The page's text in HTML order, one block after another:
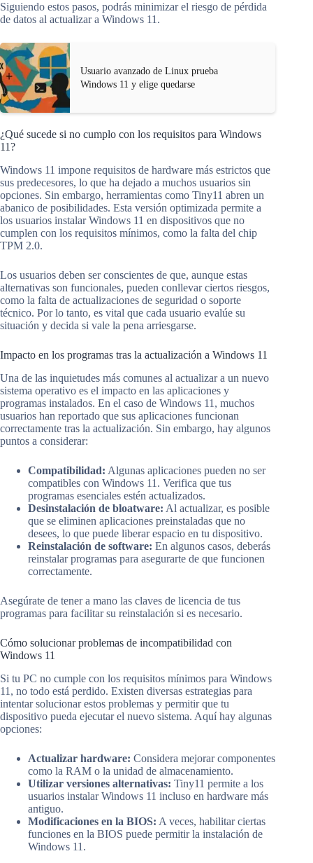
Siguiendo estos pasos, podrás minimizar el riesgo de pérdida
de datos al actualizar a Windows 11.
Usuario avanzado de Linux prueba
Windows 11 y elige quedarse
¿Qué sucede si no cumplo con los requisitos para Windows
11?
Windows 11 impone requisitos de hardware más estrictos que
sus predecesores, lo que ha dejado a muchos usuarios sin
opciones. Sin embargo, herramientas como Tiny11 abren un
abanico de posibilidades. Esta versión optimizada permite a
los usuarios instalar Windows 11 en dispositivos que no
cumplen con los requisitos mínimos, como la falta del chip
TPM 2.0.
Los usuarios deben ser conscientes de que, aunque estas
alternativas son funcionales, pueden conllevar ciertos riesgos,
como la falta de actualizaciones de seguridad o soporte
técnico. Por lo tanto, es vital que cada usuario evalúe su
situación y decida si vale la pena arriesgarse.
Impacto en los programas tras la actualización a Windows 11
Una de las inquietudes más comunes al actualizar a un nuevo
sistema operativo es el impacto en las aplicaciones y
programas instalados. En el caso de Windows 11, muchos
usuarios han reportado que sus aplicaciones funcionan
correctamente tras la actualización. Sin embargo, hay algunos
puntos a considerar:
Compatibilidad: Algunas aplicaciones pueden no ser
compatibles con Windows 11. Verifica que tus
programas esenciales estén actualizados.
Desinstalación de bloatware: Al actualizar, es posible
que se eliminen aplicaciones preinstaladas que no
desees, lo que puede liberar espacio en tu dispositivo.
Reinstalación de software: En algunos casos, deberás
reinstalar programas para asegurarte de que funcionen
correctamente.
Asegúrate de tener a mano las claves de licencia de tus
programas para facilitar su reinstalación si es necesario.
Cómo solucionar problemas de incompatibilidad con
Windows 11
Si tu PC no cumple con los requisitos mínimos para Windows
11, no todo está perdido. Existen diversas estrategias para
intentar solucionar estos problemas y permitir que tu
dispositivo pueda ejecutar el nuevo sistema. Aquí hay algunas
opciones:
Actualizar hardware: Considera mejorar componentes
como la RAM o la unidad de almacenamiento.
Utilizar versiones alternativas: Tiny11 permite a los
usuarios instalar Windows 11 incluso en hardware más
antiguo.
Modificaciones en la BIOS: A veces, habilitar ciertas
funciones en la BIOS puede permitir la instalación de
Windows 11.